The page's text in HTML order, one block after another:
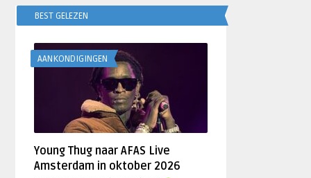
BEST GELEZEN
AANKONDIGINGEN
Young Thug naar AFAS Live
Amsterdam in oktober 2026